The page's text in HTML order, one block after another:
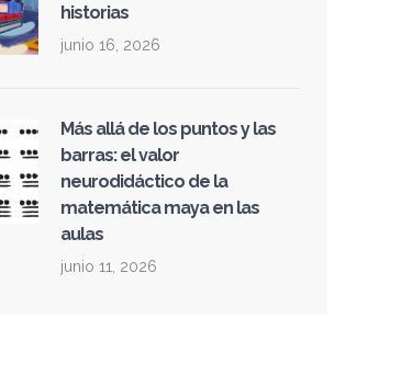
historias
junio 16, 2026
Más allá de los puntos y las
barras: el valor
neurodidáctico de la
matemática maya en las
aulas
junio 11, 2026